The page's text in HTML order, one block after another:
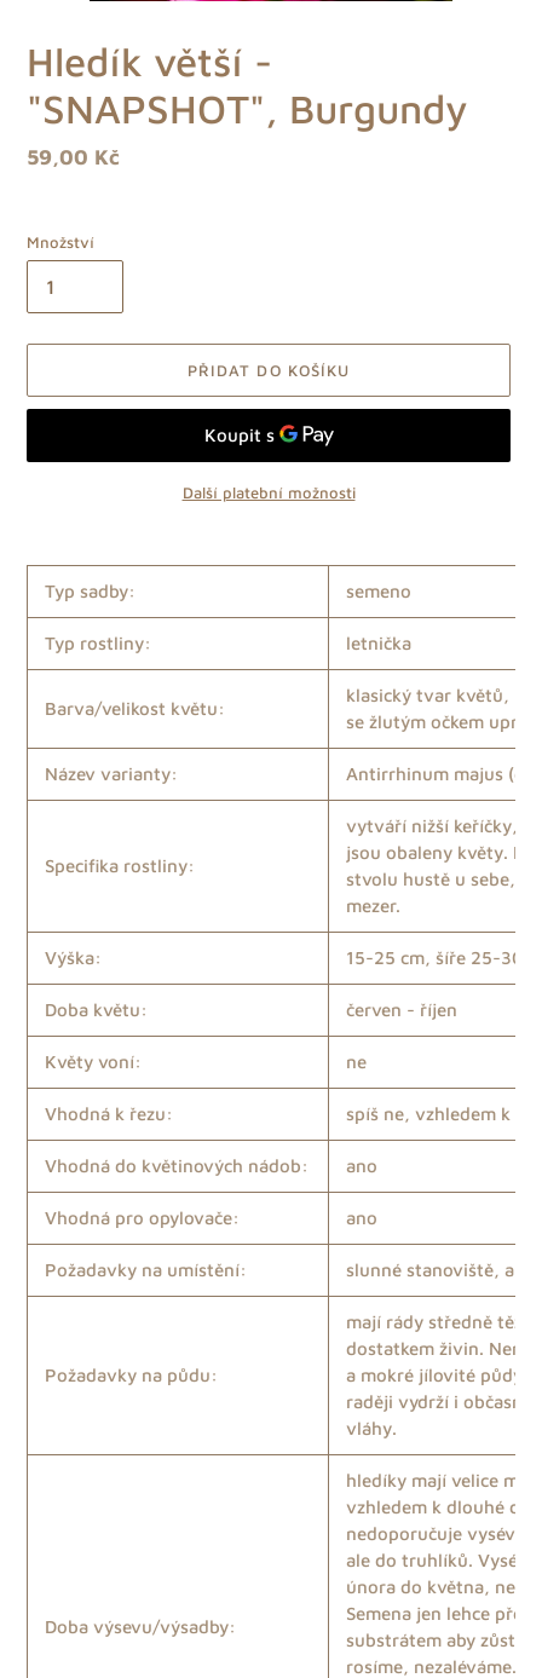
Hledík větší -
"SNAPSHOT", Burgundy
Běžná
59,00 Kč
Množství
PŘIDAT DO KOŠÍKU
Další platební možnosti
produktu
košíku
Typ sadby: semeno
Typ rostliny: letnička
Barva/velikost květu:
klasický tvar květů,
se žlutým očkem
Název varianty: Antirrhinum majus
Specifika rostliny:
vytváří nižší keříčky,
jsou obaleny květy.
stvolu hustě u sebe,
mezer.
Výška: 15-25 cm, šíře 25-30
Doba květu: červen - říjen
Květy voní: ne
Vhodná k řezu: spíš ne, vzhledem k
Vhodná do květinových nádob: ano
Vhodná pro opylovače: ano
Požadavky na umístění: slunné stanoviště, ale
Požadavky na půdu:
mají rády středně
dostatkem živin.
a mokré jílovité půdy
raději vydrží i občasný
vláhy.
Doba výsevu/výsadby:
hledíky mají velice
vzhledem k dlouhé
nedoporučuje vysévat
ale do truhlíků.
února do května,
Semena jen lehce
substrátem aby
rosíme, nezaléváme.